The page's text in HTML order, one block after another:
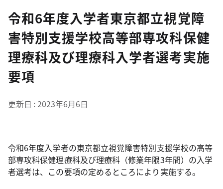
令和6年度入学者東京都立視覚障
害特別支援学校高等部専攻科保健
理療科及び理療科入学者選考実施
要項
更新日 2023年6月6日
令和6年度入学者の東京都立視覚障害特別支援学校の高等
部専攻科保健理療科及び理療科（修業年限3年間）の入学
者選考は、この要項の定めるところにより実施する。